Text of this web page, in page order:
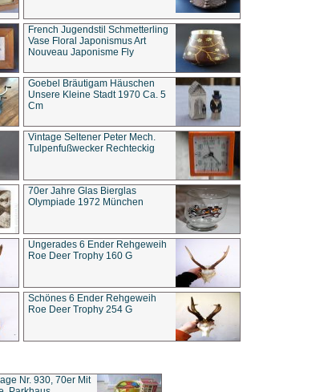
French Jugendstil Schmetterling
Vase Floral Japonismus Art
Nouveau Japonisme Fly
Goebel Bräutigam Häuschen
Unsere Kleine Stadt 1970 Ca. 5
Cm
Vintage Seltener Peter Mech.
Tulpenfußwecker Rechteckig
70er Jahre Glas Bierglas
Olympiade 1972 München
Ungerades 6 Ender Rehgeweih
Roe Deer Trophy 160 G
Schönes 6 Ender Rehgeweih
Roe Deer Trophy 254 G
Nr. 930, 70er Mit